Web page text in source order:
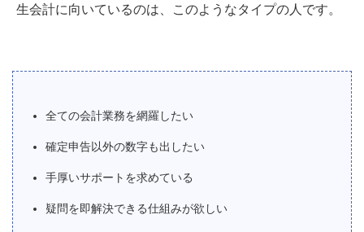
生会計に向いているのは、このようなタイプの人です。
全ての会計業務を網羅したい
確定申告以外の数字も出したい
手厚いサポートを求めている
疑問を即解決できる仕組みが欲しい